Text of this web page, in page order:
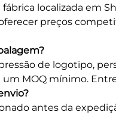
localizada em
preços
de logotipo,
MOQ mínimo.
antes da